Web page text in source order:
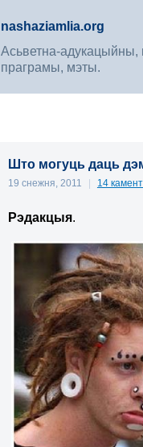
nashaziamlia.org
Асьветна-адукацыйны,
праграмы, мэты.
Што могуць даць
19 снежня, 2011 | 14
Рэдакцыя.